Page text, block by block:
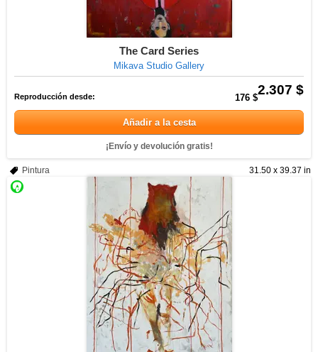
The Card Series
Mikava Studio Gallery
2.307 $
Reproducción desde: 176 $
Añadir a la cesta
¡Envío y devolución gratis!
31.50 x 39.37 in
Pintura